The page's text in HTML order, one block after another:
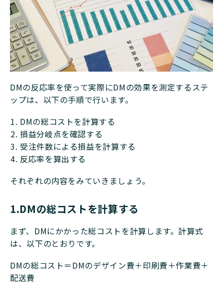
DMの反応率を使って実際にDMの効果を測定するステ
ップは、以下の手順で行います。
DMの総コストを計算する
損益分岐点を確認する
受注件数による損益を計算する
反応率を算出する
それぞれの内容をみていきましょう。
1.DMの総コストを計算する
まず、DMにかかった総コストを計算します。計算式
は、以下のとおりです。
DMの総コスト＝DMのデザイン費＋印刷費＋作業費＋
配送費